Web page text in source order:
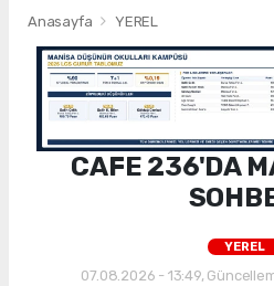
Anasayfa YEREL
CAFE 236'DA
YEREL
07.08.2026 - 13:49,